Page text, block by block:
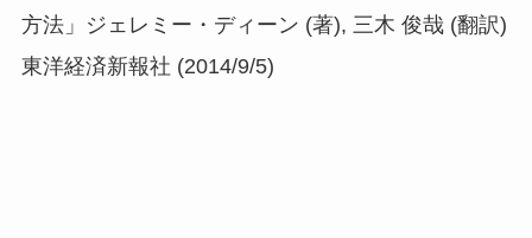
方法」ジェレミー・ディーン (著), 三木 俊哉 (翻訳)
東洋経済新報社 (2014/9/5)